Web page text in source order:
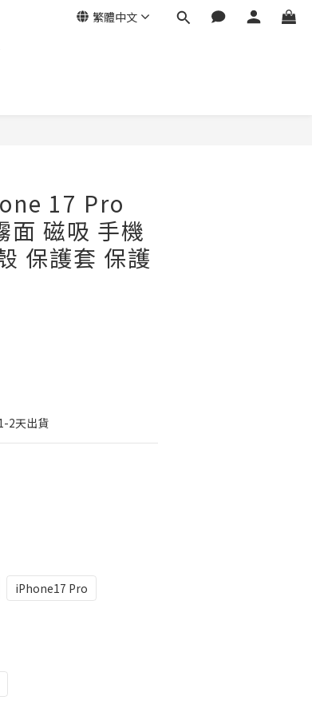
繁體中文
17 Pro
磁吸 手機
保護套 保護
2天出貨
iPhone17 Pro